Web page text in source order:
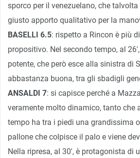
sporco per il venezuelano, che
giusto apporto qualitativo per la
BASELLI 6.5: rispetto a Rincon è più
propositivo. Nel secondo tempo, al
potente, che però esce alla sinistra di
abbastanza buona, tra gli sbadigli
ANSALDI 7: si capisce perché a
veramente molto dinamico, tanto che
tempo ha tra i piedi una grandissima
pallone che colpisce il palo e viene
Nella ripresa, al 30′, è protagonista di